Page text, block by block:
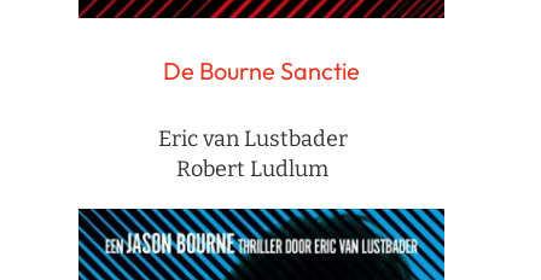
De Bourne Sanctie
Eric van Lustbader
Robert Ludlum